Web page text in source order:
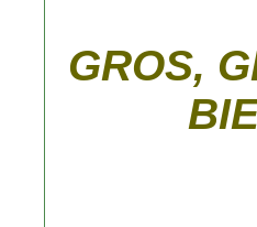
GROS,